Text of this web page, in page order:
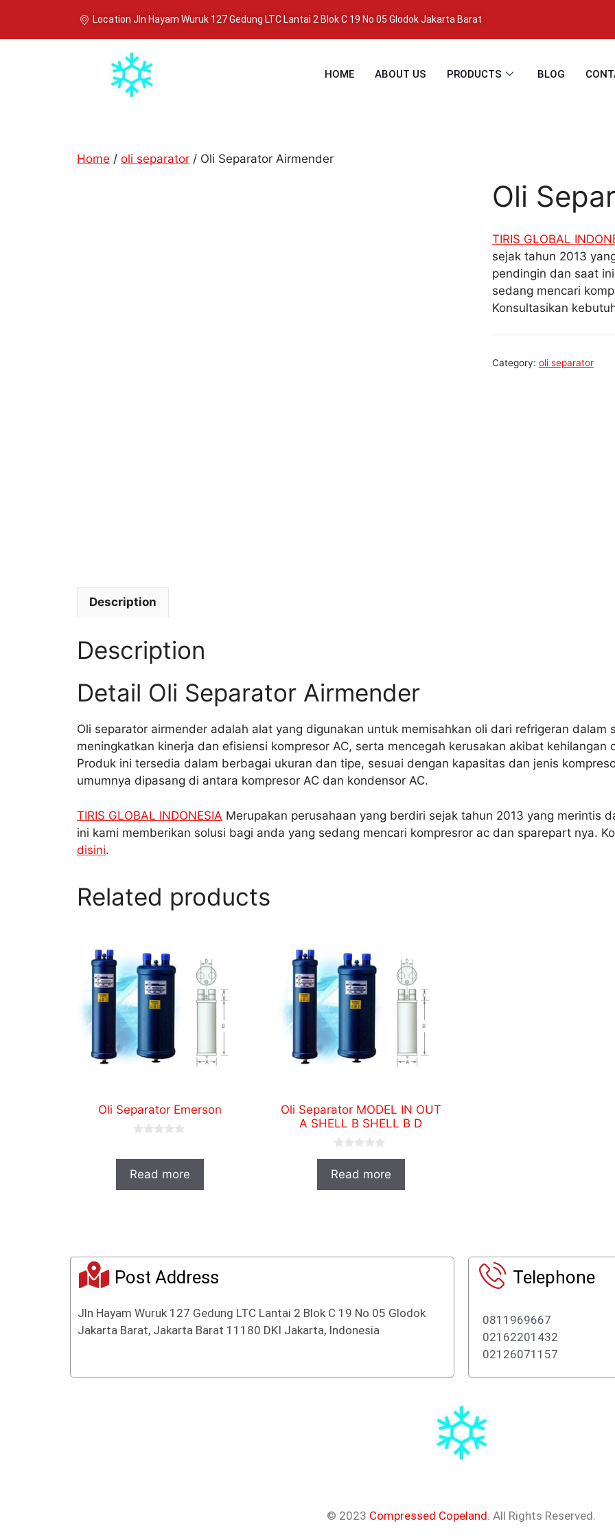
Location Jln Hayam Wuruk 127 Gedung LTC Lantai 2 Blok C 19 No 05 Glodok Jakarta Barat
HOME ABOUT US PRODUCTS BLOG
Home / oli separator / Oli Separator Airmender
Oli
TIRIS GLOBAL
sejak tahun 2013
pendingin dan saat
sedang mencari
Konsultasikan
Category: oli separator
Description
Description
Detail Oli Separator Airmender
Oli separator airmender adalah alat yang digunakan untuk memisahkan oli dari refrigeran dalam
meningkatkan kinerja dan efisiensi kompresor AC, serta mencegah kerusakan akibat kehilangan
Produk ini tersedia dalam berbagai ukuran dan tipe, sesuai dengan kapasitas dan jenis
umumnya dipasang di antara kompresor AC dan kondensor AC.
TIRIS GLOBAL INDONESIA Merupakan perusahaan yang berdiri sejak tahun 2013 yang merintis
ini kami memberikan solusi bagi anda yang sedang mencari kompresror ac dan sparepart nya.
disini.
Related products
Oli Separator Emerson
u
t
o
f
Read more
Oli Separator MODEL IN OUT
A SHELL B SHELL B D
0
u
Read more
Post Address
Jln Hayam Wuruk 127 Gedung LTC Lantai 2 Blok C 19 No 05 Glodok
Jakarta Barat, Jakarta Barat 11180 DKI Jakarta, Indonesia
Telephone
0811969667
02162201432
02126071157
© 2023 Compressed Copeland . All Rights Reserved.